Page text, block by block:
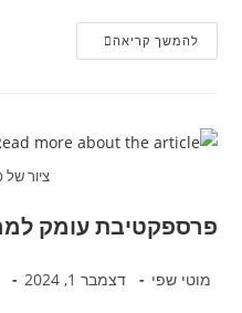
להמשך קריאה
ציור
פרספקטיבת עומק
מוטי שפי דצמבר 1, 2024